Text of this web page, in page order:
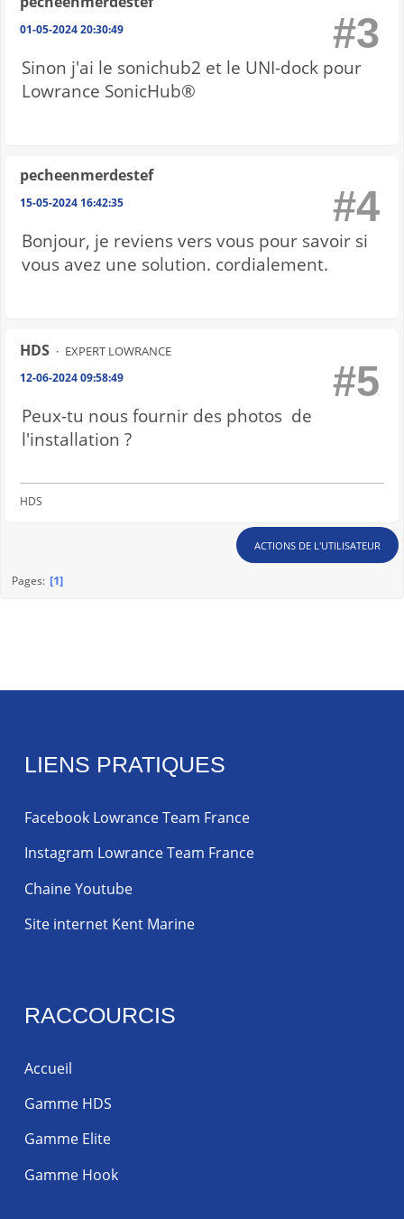
01-05-2024 20:30:49 #3
Sinon j'ai le sonichub2 et le UNI-dock pour
Lowrance SonicHub®
pecheenmerdestef
15-05-2024 16:42:35 #4
Bonjour, je reviens vers vous pour savoir si
vous avez une solution. cordialement.
HDS EXPERT LOWRANCE
12-06-2024 09:58:49 #5
Peux-tu nous fournir des photos de
l'installation ?
HDS
ACTIONS DE L'UTILISATEUR
Pages 1
LIENS PRATIQUES
Facebook Lowrance Team France
Instagram Lowrance Team France
Chaine Youtube
Site internet Kent Marine
RACCOURCIS
Accueil
Gamme HDS
Gamme Elite
Gamme Hook